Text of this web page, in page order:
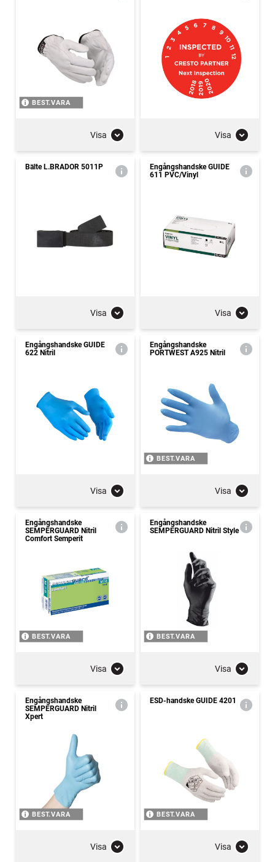
BEST.VARA
Visa Visa
Bälte L.BRADOR 5011P
Visa
Engångshandske GUIDE
611 PVC/Vinyl
Visa
Engångshandske GUIDE
622 Nitril
Visa
Engångshandske
PORTWEST A925 Nitril
BEST.VARA
Visa
Engångshandske
SEMPERGUARD Nitril
Comfort Semperit
BEST.VARA
Visa
Engångshandske
SEMPERGUARD Nitril Style
BEST.VARA
Visa
Engångshandske
SEMPERGUARD Nitril
Xpert
BEST.VARA
Visa
ESD-handske GUIDE 4201
BEST.VARA
Visa